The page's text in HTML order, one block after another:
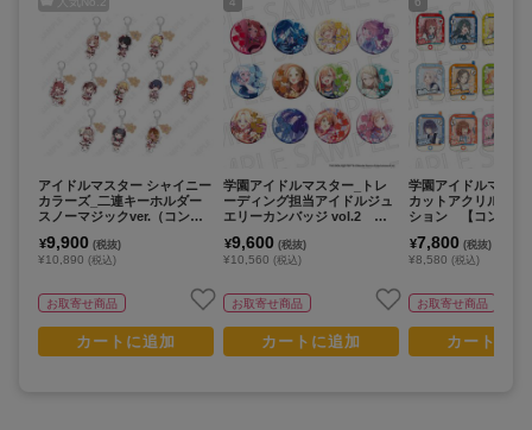
アイドルマスター シャイニー
カラーズ_二連キーホルダー
スノーマジックver.（コンプ
¥9,900 (税抜)
¥10,890 (税込)
お取寄せ商品
カートに追加
学園アイドルマスター_トレ
ーディング担当アイドルジュ
エリーカンバッジ vol.2
り】
¥9,600 (税抜)
¥10,560 (税込)
お取寄せ商品
カートに追加
学園アイドルマスタ
カットアクリルカー
ション 【コンプリ
¥7,800 (税抜)
¥8,580 (税込)
お取寄せ商品
カートに